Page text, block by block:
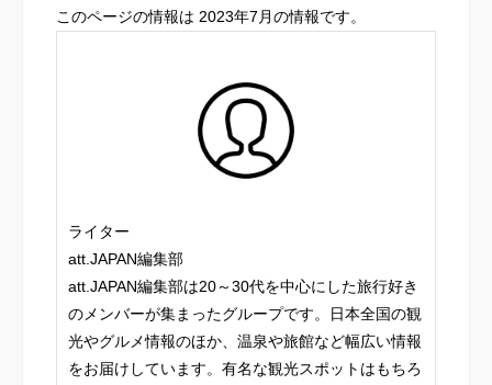
このページの情報は 2023年7月の情報です。
ライター
att.JAPAN編集部
att.JAPAN編集部は20～30代を中心にした旅行好き
のメンバーが集まったグループです。日本全国の観
光やグルメ情報のほか、温泉や旅館など幅広い情報
をお届けしています。有名な観光スポットはもちろ